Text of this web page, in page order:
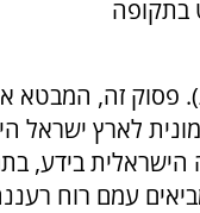
בתקופה
פסוק זה, המבטא
לארץ ישראל
בידע,
עמם רוח